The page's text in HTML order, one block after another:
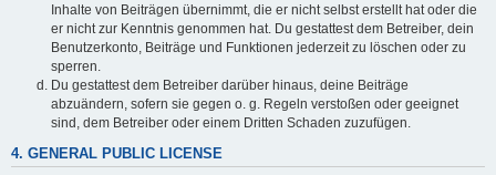
Inhalte von Beiträgen übernimmt, die er nicht selbst erstellt hat oder die
er nicht zur Kenntnis genommen hat. Du gestattest dem Betreiber, dein
Benutzerkonto, Beiträge und Funktionen jederzeit zu löschen oder zu
sperren.
Du gestattest dem Betreiber darüber hinaus, deine Beiträge
abzuändern, sofern sie gegen o. g. Regeln verstoßen oder geeignet
sind, dem Betreiber oder einem Dritten Schaden zuzufügen.
4. GENERAL PUBLIC LICENSE